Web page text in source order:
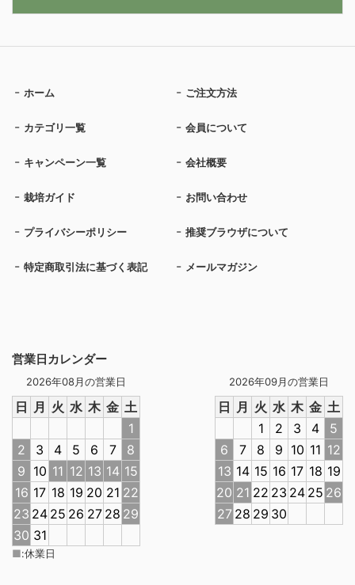
営業日カレンダー
2026年08月の営業日
日 月 火 水 木 金 土
1
2
3 4 5 6 7
8
9 10 11 12 13 14 15
16 17 18 19 20 21 22
23 24 25 26 27 28 29
30 31
2026年09月の営業日
日 月 火 水 木 金 土
1
2 3 4
5
6
7 8 9 10 11 12
13 14 15 16 17 18 19
20 21 22 23 24 25 26
27 28 29 30
■:休業日
ホーム ご注文方法
カテゴリ一覧 会員について
キャンペーン一覧 会社概要
栽培ガイド お問い合わせ
プライバシーポリシー 推奨ブラウザについて
特定商取引法に基づく表記 メールマガジン